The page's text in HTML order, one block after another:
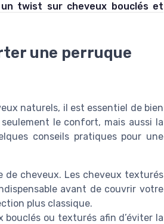
twist sur cheveux bouclés et
une perruque
naturels, il est essentiel de bien
le confort, mais aussi la
conseils pratiques pour une
cheveux. Les cheveux texturés
avant de couvrir votre
plus classique.
ou texturés afin d’éviter la